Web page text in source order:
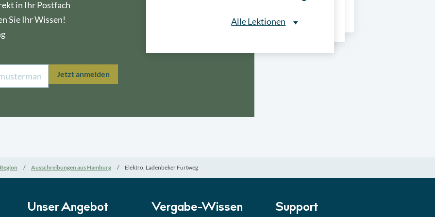
in Ihr Postfach
Sie Ihr Wissen!
Jetzt anmelden
Alle Lektionen
Alle Lektionen
Lektion 5 Eignung im Vergabeverfahren► 3:18 Min
Lektion 6 Abgabe von Angeboten Lektion
Region Ausschreibungen aus Hamburg Elektro, Ladenbeker Furtweg
Unser Angebot Vergabe-Wissen Support